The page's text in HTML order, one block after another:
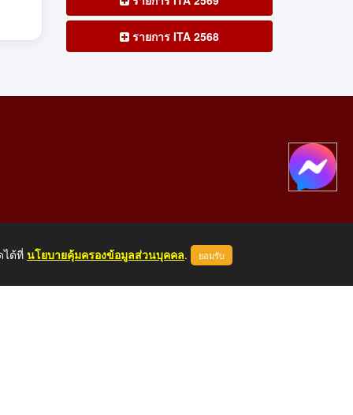
รายการ ITA 2568
ได้ที่ นโยบายคุ้มครองข้อมูลส่วนบุคคล. ยอมรับ